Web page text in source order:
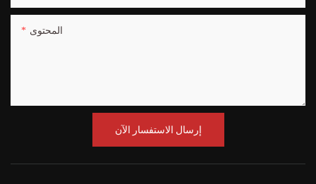
المحتوى
إرسال الاستفسار الآن